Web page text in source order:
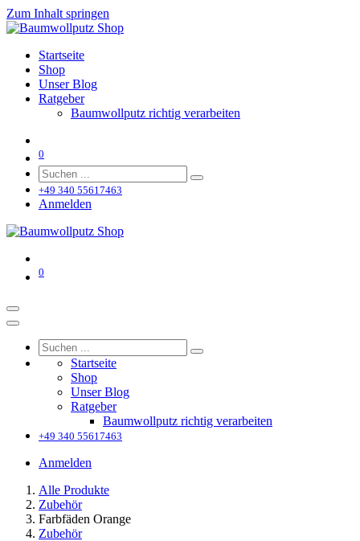
Zum Inhalt springen
Startseite
Shop
Unser Blog
Ratgeber
Baumwollputz richtig verarbeiten
0
+49 340 55617463
Anmelden
0
Startseite
Shop
Unser Blog
Ratgeber
Baumwollputz richtig verarbeiten
+49 340 55617463
Anmelden
Alle Produkte
Zubehör
Farbfäden Orange
Zubehör